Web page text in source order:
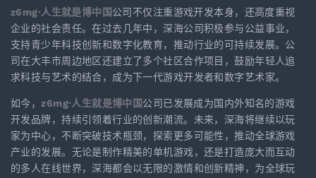
z6mg·人生就是博中国公司不仅注重游戏开发本身，还高度重视
企业的社会责任。在过去几年中，深海公司积极参与公益事业，
支持青少年科技创新和数字化教育，推动行业的可持续发展。公
司在大丰市周边地区还建立了多个社区合作项目，鼓励年轻人追
求科技与艺术的结合，成为下一代游戏开发者和数字艺术家。
如今，z6mg·人生就是博中国公司已发展成为国内外知名的游戏
开发品牌，持续引领着行业的创新潮流。未来，深海将继续以玩
家为中心，不断突破技术瓶颈，探索更多可能性，推动全球游戏
产业的发展。无论是制作精美的单机游戏，还是打造庞大而互动
的多人在线世界，深海都会以无限的激情和创新精神，为全球玩